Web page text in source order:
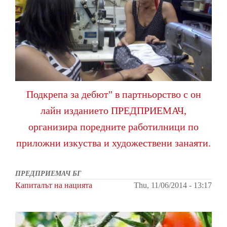
Подкрепа за дебют" в партньорство с он
лайн изданието ПРЕДПРИЕМАЧ,
организира поредните работилници по
приложни изкуства и художествени занаяти.
ПРЕДПРИЕМАЧ БГ
Капиталът на нацията Thu, 11/06/2014 - 13:17